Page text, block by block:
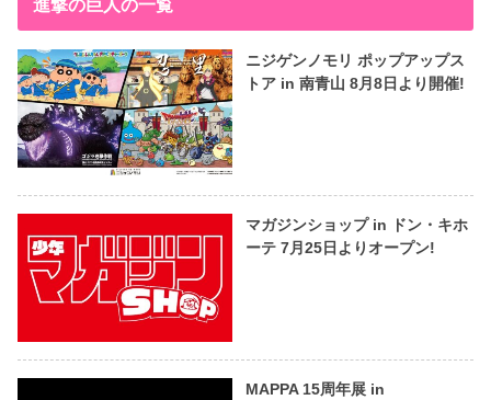
進撃の巨人の一覧
ニジゲンノモリ ポップアップス
トア in 南青山 8月8日より開催!
マガジンショップ in ドン・キホ
ーテ 7月25日よりオープン!
MAPPA 15周年展 in